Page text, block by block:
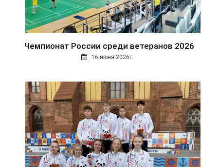
Чемпионат России среди ветеранов 2026
16 июня 2026г.